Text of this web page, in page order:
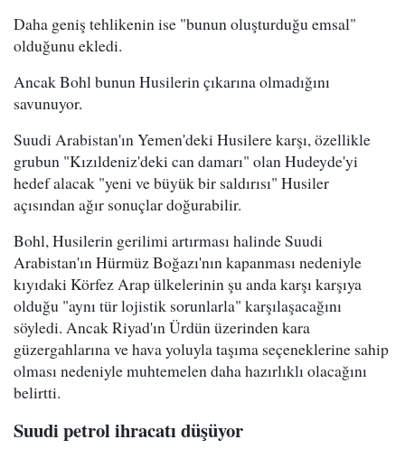
Daha geniş tehlikenin ise "bunun oluşturduğu emsal"
olduğunu ekledi.
Ancak Bohl bunun Husilerin çıkarına olmadığını
savunuyor.
Suudi Arabistan'ın Yemen'deki Husilere karşı, özellikle
grubun "Kızıldeniz'deki can damarı" olan Hudeyde'yi
hedef alacak "yeni ve büyük bir saldırısı" Husiler
açısından ağır sonuçlar doğurabilir.
Bohl, Husilerin gerilimi artırması halinde Suudi
Arabistan'ın Hürmüz Boğazı'nın kapanması nedeniyle
kıyıdaki Körfez Arap ülkelerinin şu anda karşı karşıya
olduğu "aynı tür lojistik sorunlarla" karşılaşacağını
söyledi. Ancak Riyad'ın Ürdün üzerinden kara
güzergahlarına ve hava yoluyla taşıma seçeneklerine sahip
olması nedeniyle muhtemelen daha hazırlıklı olacağını
belirtti.
Suudi petrol ihracatı düşüyor